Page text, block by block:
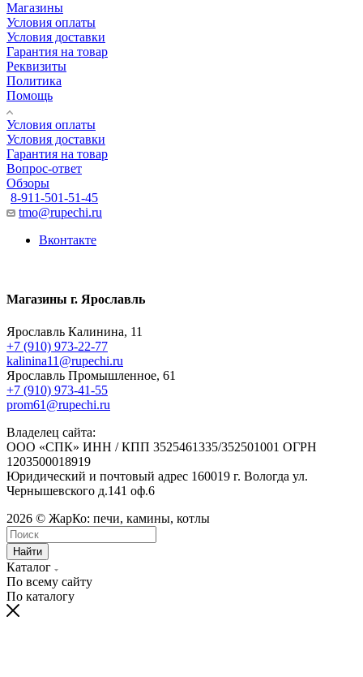
Магазины
Условия оплаты
Условия доставки
Гарантия на товар
Реквизиты
Политика
Помощь
Условия оплаты
Условия доставки
Гарантия на товар
Вопрос-ответ
Обзоры
8-911-501-51-45
tmo@rupechi.ru
Вконтакте
Магазины г. Ярославль
Ярославль Калинина, 11
+7 (910) 973-22-77
kalinina11@rupechi.ru
Ярославль Промышленное, 61
+7 (910) 973-41-55
prom61@rupechi.ru
Владелец сайта:
ООО «СПК» ИНН / КПП 3525461335/352501001 ОГРН
1203500018919
Юридический и почтовый адрес 160019 г. Вологда ул.
Чернышевского д.141 оф.6
2026 © ЖарКо: печи, камины, котлы
Найти
Каталог
По всему сайту
По каталогу